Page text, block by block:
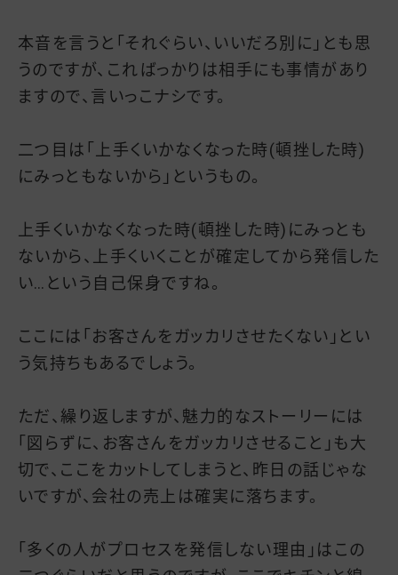
本音を言うと「それぐらい、いいだろ別に」とも思
うのですが、こればっかりは相手にも事情があり
ますので、言いっこナシです。
二つ目は「上手くいかなくなった時(頓挫した時)
にみっともないから」というもの。
上手くいかなくなった時(頓挫した時)にみっとも
ないから、上手くいくことが確定してから発信した
い…という自己保身ですね。
ここには「お客さんをガッカリさせたくない」とい
う気持ちもあるでしょう。
ただ、繰り返しますが、魅力的なストーリーには
「図らずに、お客さんをガッカリさせること」も大
切で、ここをカットしてしまうと、昨日の話じゃな
いですが、会社の売上は確実に落ちます。
「多くの人がプロセスを発信しない理由」はこの